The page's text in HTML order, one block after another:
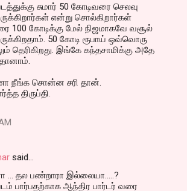
சுமார் 50 கோடிவரை செலவு
என்று சொல்கிறார்கள்
100 கோடிக்கு மேல் நிஜமாகவே வசூல்
50 கோடி ரூபாய் ஒவ்வொரு
தெரிகிறது. இங்கே கந்தசாமிக்கு அதே
நீங்க சொன்ன சரி தான்.
திருப்தி.
said…
... தல பண்றாரா இல்லையா.....?
பார்பதற்காக ஆந்திர பார்டர் வரை